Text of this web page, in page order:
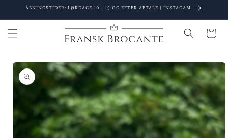
Gå til
ÅBNINGSTIDER: LØRDAGE 10 - 15 OG EFTER AFTALE | INSTAGAM
til